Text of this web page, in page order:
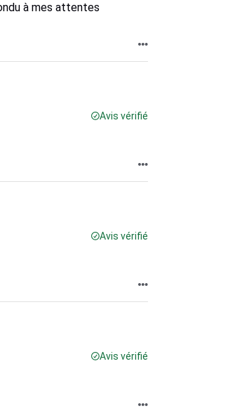
à mes attentes
Avis vérifié
Avis vérifié
Avis vérifié